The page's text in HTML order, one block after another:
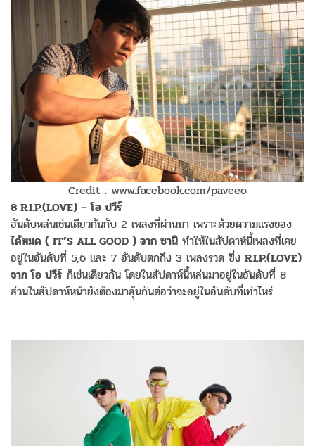
Credit : www.facebook.com/paveeo
8 R.I.P.(LOVE) – โอ ปวีร์
อันดับหล่นเช่นเดียวกันกับ 2 เพลงที่ผ่านมา เพราะด้วยความแรงของ
ได้หมด ( IT’S ALL GOOD ) จาก ซานิ ทำให้ในสัปดาห์นี้เพลงที่เคย
อยู่ในอันดับที่ 5,6 และ 7 อันดับตกถึง 3 เพลงรวด ซึ่ง R.I.P.(LOVE)
จาก โอ ปวีร์ ก็เช่นเดียวกัน โดยในสัปดาห์นี้หล่นมาอยู่ในอันดับที่ 8
ส่วนในสัปดาห์หน้ายังต้องมาลุ้นกันต่อว่าจะอยู่ในอันดับที่เท่าไหร่